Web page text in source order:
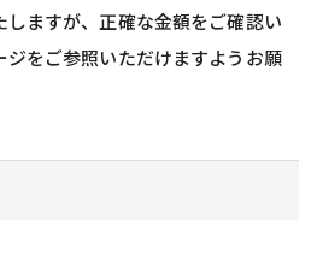
ますが、正確な金額をご確認い
をご参照いただけますようお願